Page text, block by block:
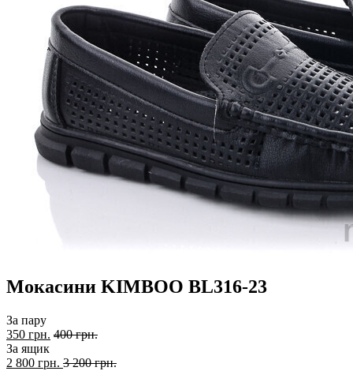
Мокасини KIMBOO BL316-23
За пару
350 грн. 400 грн.
За ящик
2 800 грн. 3 200 грн.